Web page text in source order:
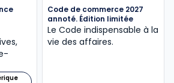
Code de commerce 2027
annoté. Édition limitée
Le Code indispensable à la
vie des affaires.